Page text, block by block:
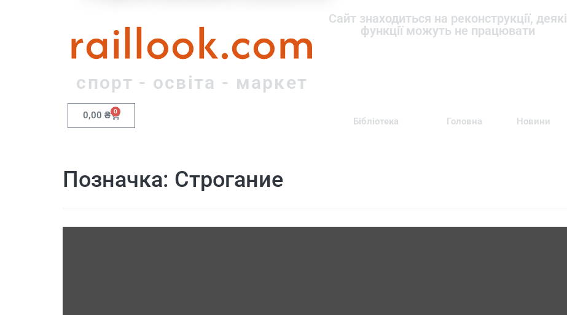
raillook.com
спорт - освіта - маркет
Сайт знаходиться на реконструкції, деякі
функції можуть не працювати
0,00 ₴ 0
Бібліотека Головна Новини
Позначка: Строгание